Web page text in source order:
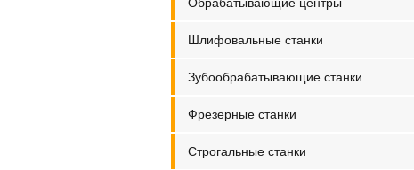
шлифовальные станки
зубообрабатывающие станки
фрезерные станки
строгальные станки